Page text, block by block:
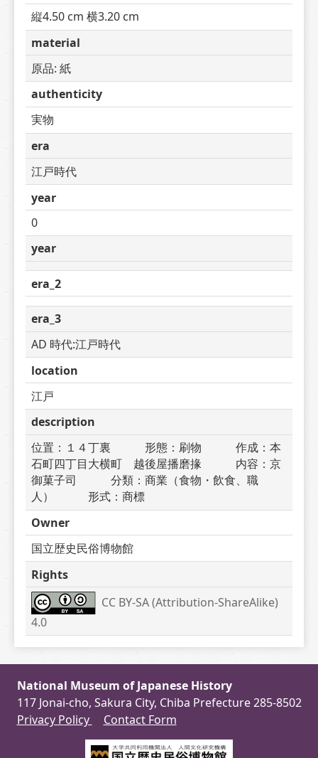
縦4.50 cm 横3.20 cm
material
原品: 紙
authenticity
実物
era
江戸時代
year
0
year
era_2
era_3
AD 時代:江戸時代
location
江戸
description
位置：１４丁裏　　　形態：刷物　　　作成：本
石町四丁目大横町　越後屋播磨掾　　　内容：京
御菓子司　　　分類：商業（食物・飲食、職
人）　　　形式：商標
Owner
国立歴史民俗博物館
Rights
CC BY-SA (Attribution-ShareAlike)
4.0
National Museum of Japanese History
117 Jonai-cho, Sakura City, Chiba Prefecture 285-8502
Privacy Policy
Contact Form